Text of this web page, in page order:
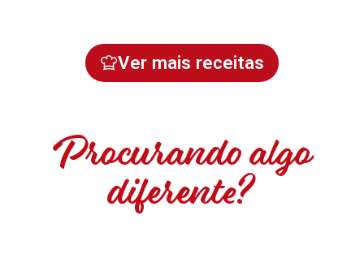
Ver mais receitas
Procurando algo
diferente?